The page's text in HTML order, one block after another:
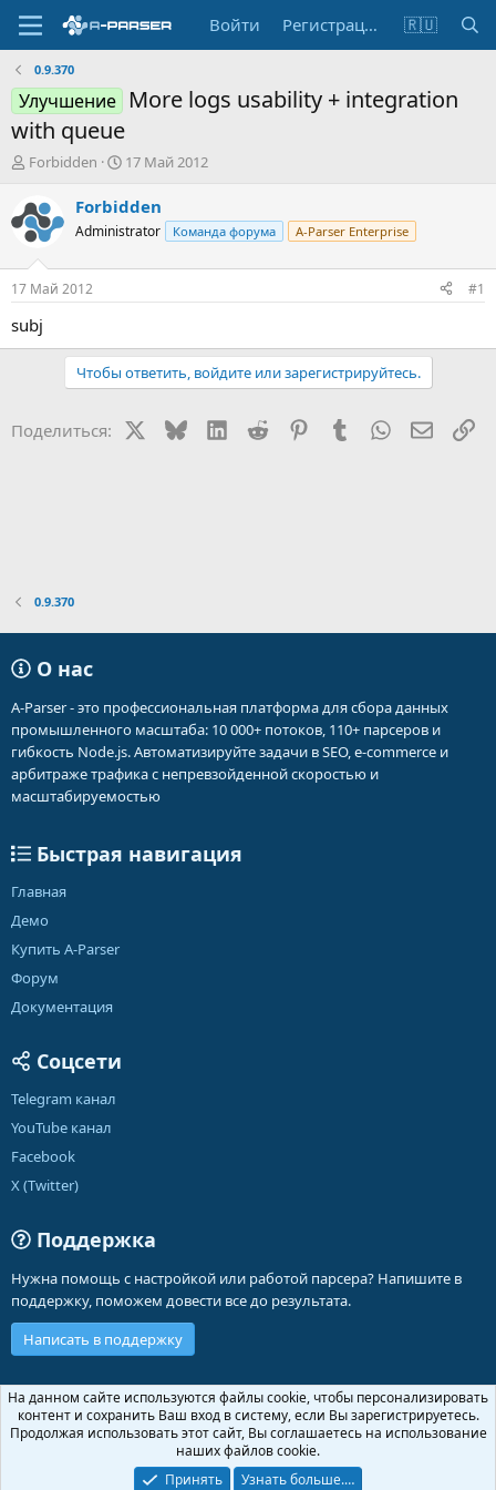
Войти Регистрация 🇷🇺
0.9.370
Улучшение
More logs usability + integration
with queue
А
т
о
р
т
е
м
ы
Forbidden
Д
т
н
а
17 Май 2012
Forbidden
Administrator Команда форума A-Parser Enterprise
17 Май 2012 #1
subj
Чтобы ответить, войдите или зарегистрируйтесь.
Поделиться: BlueskyLinkedIn
Reddit PinterestTumblr WhatsApp
0.9.370
О нас
A-Parser - это профессиональная платформа для сбора данных
промышленного масштаба: 10 000+ потоков, 110+ парсеров и
гибкость Node.js. Автоматизируйте задачи в SEO, e-commerce и
арбитраже трафика с непревзойденной скоростью и
масштабируемостью
Быстрая навигация
Главная
Демо
Купить A-Parser
Форум
Документация
Соцсети
Telegram канал
YouTube канал
Facebook
X (Twitter)
Поддержка
Нужна помощь с настройкой или работой парсера? Напишите в
поддержку, поможем довести все до результата.
Написать в поддержку
Russian (RU)
Обратная связь
Условия и правила
Политика конфиденциальности
Помощь
Community platform by XenForo ® © 2010-2026 XenForo Ltd.
На данном сайте используются файлы cookie, чтобы персонализировать
контент и сохранить Ваш вход в систему, если Вы зарегистрируетесь.
Продолжая использовать этот сайт, Вы соглашаетесь на использование
наших файлов cookie.
Принять
Узнать больше.…